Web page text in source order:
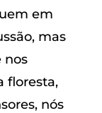
em
mas
nos
floresta,
nós